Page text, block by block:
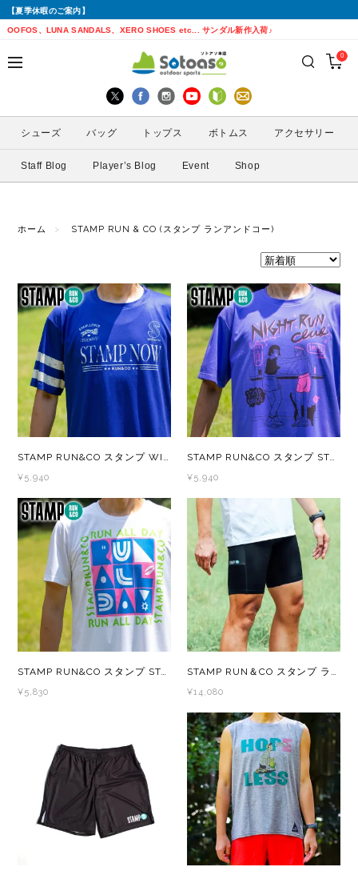
【夏季休暇のご案内】
OOFOS、LUNA SANDALS、XERO SHOES etc... サンダル新作入荷♪
戻る
シューズから探す
トレイルランニングシューズ
ランニングシューズ
戻る
トップスから探す
シェル・レインウェア
シャツ
戻る
ボトムスから探す
ショートパンツ
ロングパンツ
戻る
バッグから探す
トレランザック
バックパック
戻る
アクセサリーから探す
キャップ・ハット
ソックス
ゲイター
サングラス
ライト
ボトル・携帯カップ
ストックポール
その他
戻る
ブランドから探す
ACTIVE YOHKAN(アクティブようかん)
ATHLETUNE(アスリチューン)
HoneyAction(ハニーアクション)
KODA(コーダ)
Mag-on(マグオン)
MEDALIST(メダリスト)
PUREPALA(ピュアパラ)
SAMURAICHARGE Pro
SAMURAI GEL(サムライジェル)
Shonai Special(ショウナイスペシャル)
VESPA(ベスパ)
ZEN NUTRITION(ゼンニュートリション)
カルノパワー
ジャパンエナジーフード
オレは摂取す
戻る
ブランドから探す
Amazfit(アマズフィット)
BAUERFEIND(バウアーファインド)
Clef(クレ)
Columbia・Montrail(コロンビア・モント
レイル)
COMPRESSPORT(コンプレスポーツ)
cotopaxi (コトパクシ)
DYNAFIT(ディナフィット)
ELDORESO(エルドレッソ)
extremities (エクストリミティーズ)
FEELCAP(フィールキャップ)
Feetures (フィーチャーズ)
GONTEX(ゴンテックス)
goodr(グダー)
handson grip (ハンズオングリップ)
戻る
性別から探す
レディース
0
シューズ バッグ トップス ボトムス アクセサリー
Staff Blog Player’s Blog Event Shop
ホーム STAMP RUN & CO (スタンプ ランアンドコー)
STAMP RUN&CO スタンプ WIDE TEE (STAMP NOW ) メンズ・レディース 半袖Tシャツ
¥5,940
STAMP RUN&CO スタンプ STAMP WIDE TEE (NIGHT RUN CLUB) メンズ・レディース 半袖Tシャツ
¥5,940
STAMP RUN&CO スタンプ STAMP GRAPHIC RUN TEE (GIVE ME YOUR ENERGY (BAR)) メンズ・レディース 半袖Tシャツ
¥5,830 ¥14,080